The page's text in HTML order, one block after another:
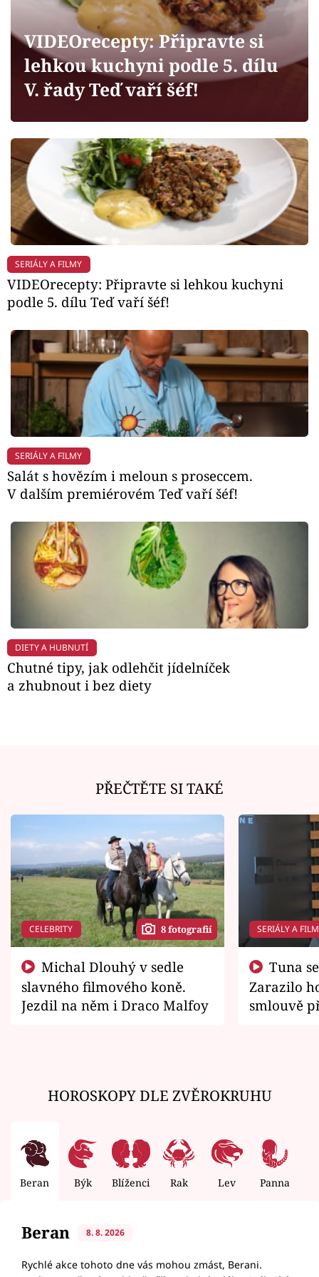
Sledujte prima+
Filmový festival Karlovy Vary
Mámy sobě
Přihlášení
Sledujte nás
VIDEOrecepty: Připravte si
lehkou kuchyni podle 5. dílu
V. řady Teď vaří šéf!
SERIÁLY A FILMY
VIDEOrecepty: Připravte si lehkou kuchyni
podle 5. dílu Teď vaří šéf!
SERIÁLY A FILMY
Salát s hovězím i meloun s proseccem.
V dalším premiérovém Teď vaří šéf!
DIETY A HUBNUTÍ
Chutné tipy, jak odlehčit jídelníček
a zhubnout i bez diety
PŘEČTĚTE SI TAKÉ
CELEBRITY 8 fotografií
slavného filmového koně.
Jezdil na něm i Draco Malfoy
SERIÁLY A
Zarazilo
smlouvě
HOROSKOPY DLE ZVĚROKRUHU
Beran Býk Blíženci Rak Lev Panna
Beran 8. 8. 2026
Rychlé akce tohoto dne vás mohou zmást, Berani.